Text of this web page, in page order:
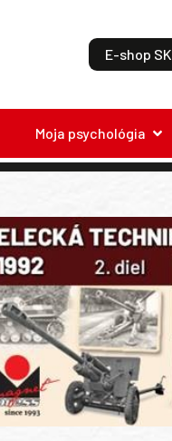
E-shop SK
Moja psychológia